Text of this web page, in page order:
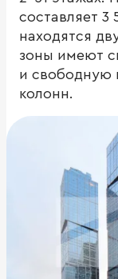
составляет 3
находятся
зоны имеют
и свободную
колонн.